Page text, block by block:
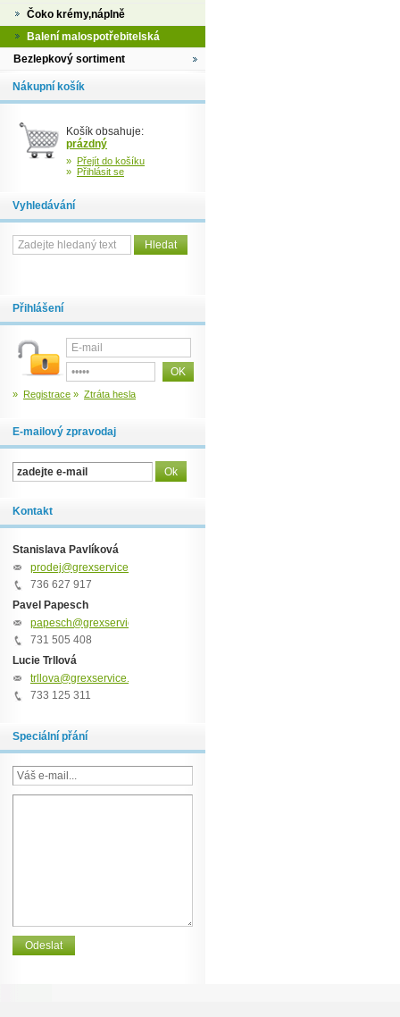
Čoko krémy,náplně
Balení malospotřebitelská
Bezlepkový sortiment
Nákupní košík
Košík obsahuje:
prázdný
» Přejít do košíku
» Přihlásit se
Vyhledávání
Přihlášení
» Registrace » Ztráta hesla
E-mailový zpravodaj
Kontakt
Stanislava Pavlíková
prodej@grexservice.cz
736 627 917
Pavel Papesch
papesch@grexservice.cz
731 505 408
Lucie Trllová
trllova@grexservice.cz
733 125 311
Speciální přání